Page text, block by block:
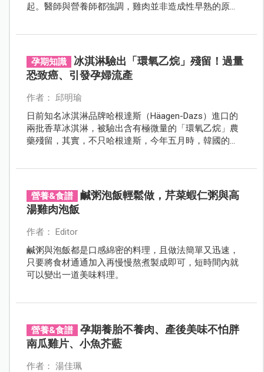
起。醫師與營養師都強調，雞肉並非造成性早熟的原
孕期知識
冰淇淋驗出「環氧乙烷」殘留！過量
恐致癌、引發孕婦流產
作者： 邱明瑜
日前知名冰淇淋品牌哈根達斯（Häagen-Dazs）進口的
兩批香草冰淇淋，被驗出含有極微量的「環氧乙烷」農
藥殘留，其實，不只哈根達斯，今年五月時，韓國的
麼？究竟會對人體產生什麼樣的影響？
營養&食譜
鹹粥泡飯輕鬆做，芹菜蝦仁粥與高
湯雞肉泡飯
作者： Editor
鹹粥與泡飯都是口感綿密的料理，且做法簡單又迅速，
只要將食材通通加入再慢慢熬煮製成即可，短時間內就
可以變出一道美味料理。
營養&食譜
孕期養胎不養肉、產後美味不怕胖
南瓜雞片、小魚芥藍
作者： 湯佳珮